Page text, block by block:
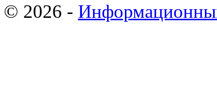
© 2026 -